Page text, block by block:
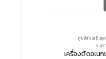
ศูนย์ส่งเสริมอุ
จ.สุร
เครื่องตัดอเน